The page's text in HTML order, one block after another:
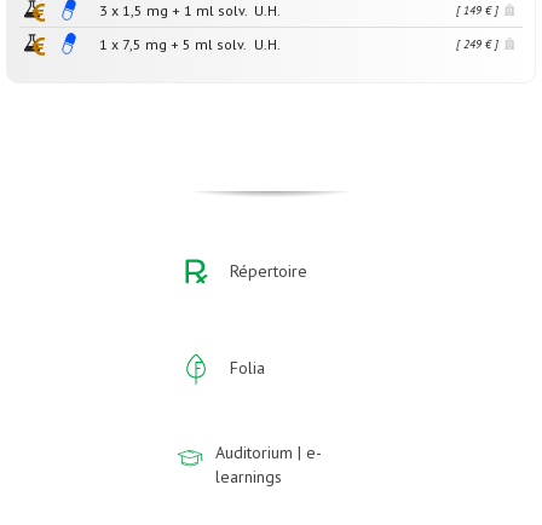
3 x 1,5 mg + 1 ml solv. U.H. [ 149 € ]
1 x 7,5 mg + 5 ml solv. U.H. [ 249 € ]
Répertoire
Folia
Auditorium | e-
learnings